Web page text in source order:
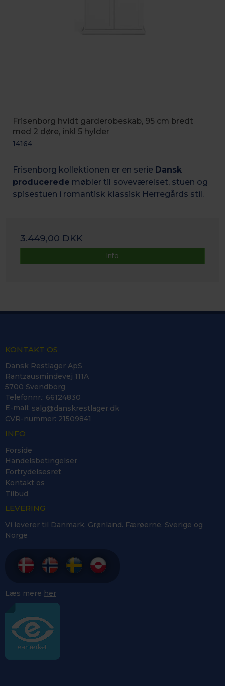
Frisenborg hvidt garderobeskab, 95 cm bredt
med 2 døre, inkl 5 hylder
14164
Frisenborg kollektionen er en serie Dansk
producerede møbler til soveværelset, stuen og
spisestuen i romantisk klassisk Herregårds stil.
3.449,00 DKK
Info
KONTAKT OS
Dansk Restlager ApS
Rantzausmindevej 111A
5700 Svendborg
Telefonnr.: 66124830
E-mail: salg@danskrestlager.dk
CVR-nummer: 21509841
INFO
Forside
Handelsbetingelser
Fortrydelsesret
Kontakt os
Tilbud
LEVERING
Vi leverer til Danmark. Grønland. Færøerne. Sverige og
Norge
Læs mere her